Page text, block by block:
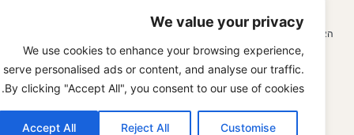
We value your privacy
We use cookies to enhance your browsing experience,
serve personalised ads or content, and analyse our traffic.
By clicking "Accept All", you consent to our use of cookies.
Customise
Reject All
Accept All
האתר נבנה ע״י עדן וייס – סיסטם להצלחה edenweiss.co.il